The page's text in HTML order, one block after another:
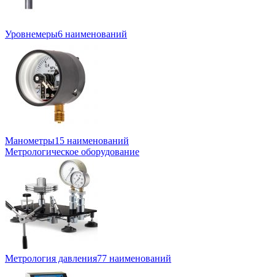
Уровнемеры6 наименований
Манометры15 наименований
Метрологическое оборудование
Метрология давления77 наименований